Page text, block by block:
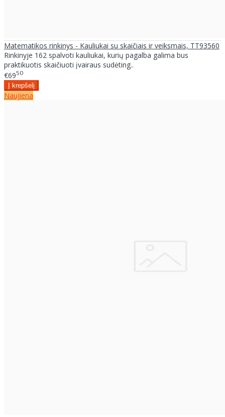
Matematikos rinkinys - Kauliukai su skaičiais ir veiksmais, TT93560
Rinkinyje 162 spalvoti kauliukai, kurių pagalba galima bus
praktikuotis skaičiuoti įvairaus sudėting..
€6950
Naujiena